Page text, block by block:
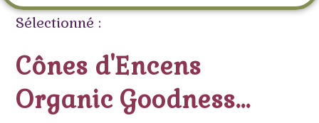
Sélectionné :
Cônes d'Encens
Organic Goodness…